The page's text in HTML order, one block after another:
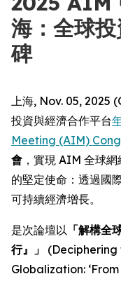
海：全球
碑
上海, Nov. 05, 2025
投資與經濟合作平台
Meeting (AIM)
會 ，實現 AIM 全球
的堅定使命：透過國
可持續經濟增長。
是次論壇以 「解構全
行』」
Globalization: ‘From